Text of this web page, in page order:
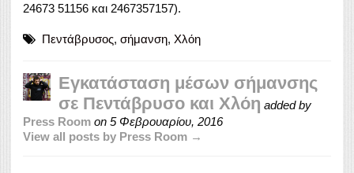
24673 51156 και 2467357157).
Πεντάβρυσος, σήμανση, Χλόη
Εγκατάσταση μέσων σήμανσης
σε Πεντάβρυσο και Χλόη added by
Press Room on 5 Φεβρουαρίου, 2016
View all posts by Press Room →